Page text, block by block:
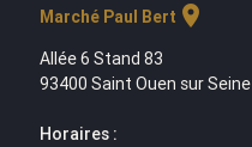
Marché Paul Bert location_on
Allée 6 Stand 83
93400 Saint Ouen sur Seine
Horaires :